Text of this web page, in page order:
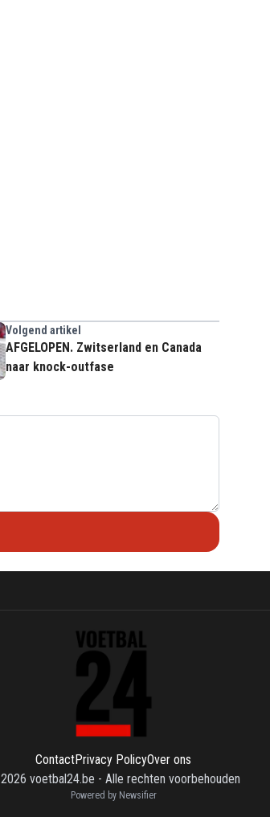
Volgend artikel
AFGELOPEN. Zwitserland en Canada
naar knock-outfase
ContactPrivacy PolicyOver ons
2026 voetbal24.be - Alle rechten voorbehouden
Powered by Newsifier